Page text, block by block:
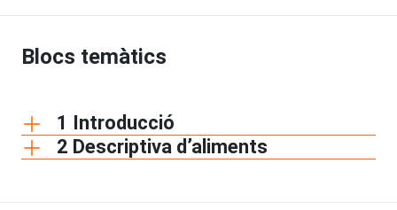
Blocs temàtics
1 Introducció
2 Descriptiva d’aliments